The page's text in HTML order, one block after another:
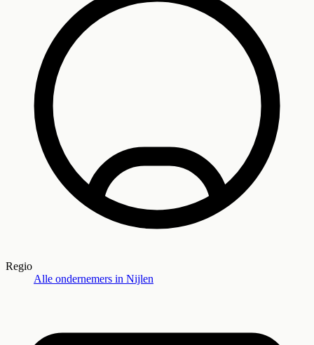
Regio
Alle ondernemers in Nijlen